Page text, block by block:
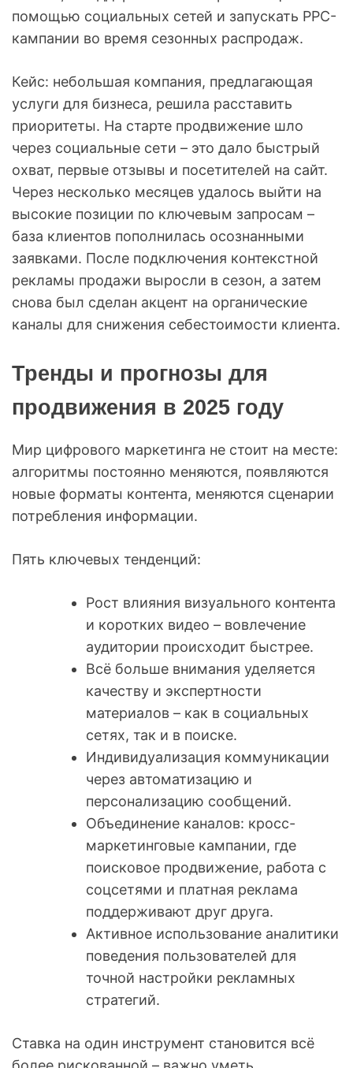
помощью социальных сетей и запускать PPC-
кампании во время сезонных распродаж.
Кейс: небольшая компания, предлагающая
услуги для бизнеса, решила расставить
приоритеты. На старте продвижение шло
через социальные сети – это дало быстрый
охват, первые отзывы и посетителей на сайт.
Через несколько месяцев удалось выйти на
высокие позиции по ключевым запросам –
база клиентов пополнилась осознанными
заявками. После подключения контекстной
рекламы продажи выросли в сезон, а затем
снова был сделан акцент на органические
каналы для снижения себестоимости клиента.
Тренды и прогнозы для
продвижения в 2025 году
Мир цифрового маркетинга не стоит на месте:
алгоритмы постоянно меняются, появляются
новые форматы контента, меняются сценарии
потребления информации.
Пять ключевых тенденций:
Рост влияния визуального контента
и коротких видео – вовлечение
аудитории происходит быстрее.
Всё больше внимания уделяется
качеству и экспертности
материалов – как в социальных
сетях, так и в поиске.
Индивидуализация коммуникации
через автоматизацию и
персонализацию сообщений.
Объединение каналов: кросс-
маркетинговые кампании, где
поисковое продвижение, работа с
соцсетями и платная реклама
поддерживают друг друга.
Активное использование аналитики
поведения пользователей для
точной настройки рекламных
стратегий.
Ставка на один инструмент становится всё